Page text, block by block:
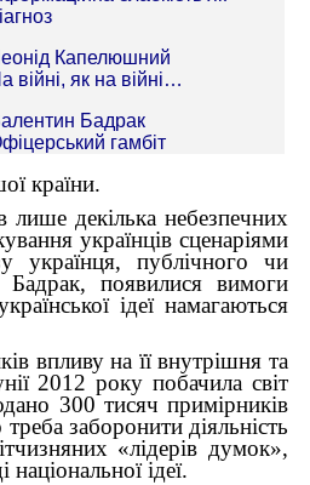
країни.
лише декілька небезпечних
українців сценаріями
українця, публічного чи
Бадрак, появилися вимоги
ідеї намагаються
впливу на її внутрішня та
2012 року побачила світ
300 тисяч примірників
заборонити діяльність
«лідерів думок»,
ідеї.